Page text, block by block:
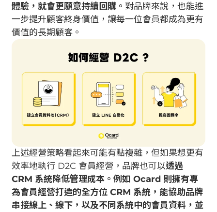
體驗，就會更願意持續回購。 對品牌來說，也能進
一步提升顧客終身價值，讓每一位會員都成為更有
價值的長期顧客。
上述經營策略看起來可能有點複雜，但如果想更有
效率地執行 D2C 會員經營，品牌也可以透過
CRM 系統降低管理成本。例如 Ocard 則擁有專
為會員經營打造的全方位 CRM 系統，能協助品牌
串接線上、線下，以及不同系統中的會員資料，並